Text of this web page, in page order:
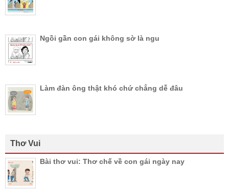
Ngồi gần con gái không sờ là ngu
Làm đàn ông thật khó chứ chẳng dễ đâu
Thơ Vui
Bài thơ vui: Thơ chế về con gái ngày nay